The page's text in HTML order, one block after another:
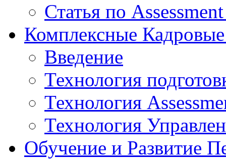
Статья по
Комплексные
Введение
Технология
Технология
Технология
Обучение и Развитие